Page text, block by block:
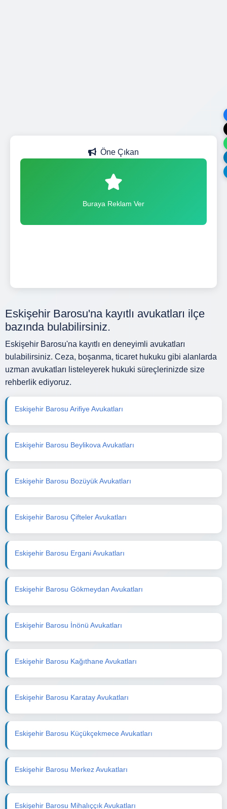
Öne Çıkan
Buraya Reklam Ver
Eskişehir Barosu'na kayıtlı avukatları ilçe
bazında bulabilirsiniz.
Eskişehir Barosu'na kayıtlı en deneyimli avukatları
bulabilirsiniz. Ceza, boşanma, ticaret hukuku gibi alanlarda
uzman avukatları listeleyerek hukuki süreçlerinizde size
rehberlik ediyoruz.
Eskişehir Barosu Arifiye Avukatları
Eskişehir Barosu Beylikova Avukatları
Eskişehir Barosu Bozüyük Avukatları
Eskişehir Barosu Çifteler Avukatları
Eskişehir Barosu Ergani Avukatları
Eskişehir Barosu Gökmeydan Avukatları
Eskişehir Barosu İnönü Avukatları
Eskişehir Barosu Kağıthane Avukatları
Eskişehir Barosu Karatay Avukatları
Eskişehir Barosu Küçükçekmece Avukatları
Eskişehir Barosu Merkez Avukatları
Eskişehir Barosu Mihalıççık Avukatları